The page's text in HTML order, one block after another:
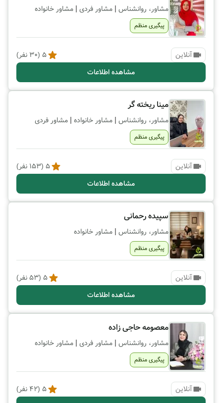
مشاور، روانشناس | مشاور فردی | مشاور خانواده
پیگیری منظم
آنلاین 5
(
30 نفر)
مشاهده اطلاعات
مینا ریخته گر
مشاور، روانشناس | مشاور خانواده | مشاور فردی
پیگیری منظم
آنلاین 5
(
153 نفر)
مشاهده اطلاعات
سپیده رحمانی
مشاور، روانشناس | مشاور خانواده
پیگیری منظم
آنلاین 5
(
53نفر)
مشاهده اطلاعات
معصومه حاجی زاده
مشاور، روانشناس | مشاور فردی | مشاور خانواده
پیگیری منظم
آنلاین 5
(
42 نفر)